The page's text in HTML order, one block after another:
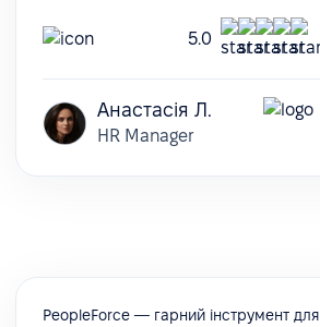
5.0
Анастасія Л.
HR Manager
PeopleForce — гарний інструмент для